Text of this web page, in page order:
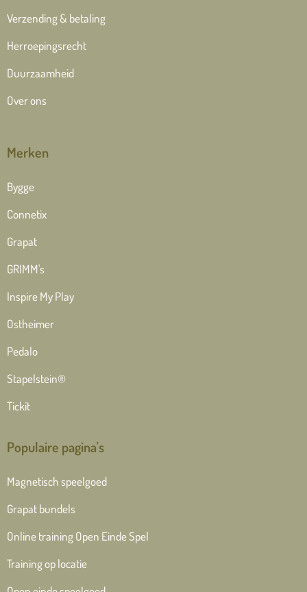
Verzending & betaling
Herroepingsrecht
Duurzaamheid
Over ons
Merken
Bygge
Connetix
Grapat
GRIMM's
Inspire My Play
Ostheimer
Pedalo
Stapelstein®
Tickit
Populaire pagina's
Magnetisch speelgoed
Grapat bundels
Online training Open Einde Spel
Training op locatie